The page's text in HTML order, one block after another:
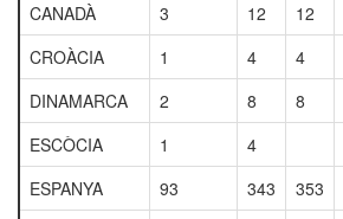
CANADÀ
3 12 12
CROÀCIA
1 4 4
DINAMARCA
2 8 8
ESCÒCIA
1 4
ESPANYA
93 343 353